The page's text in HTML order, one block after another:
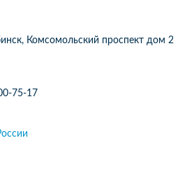
Комсомольский проспект дом 2
75-17